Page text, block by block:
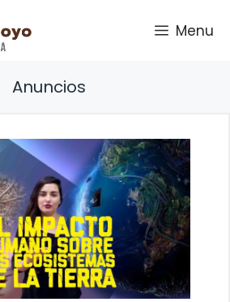
Menu
Anuncios